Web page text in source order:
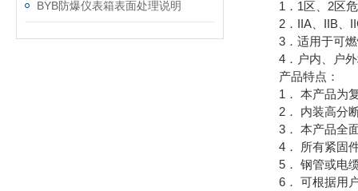
BYB防爆仪表箱表面处理说明
1．1区、2区危
2．IIA、IIB、
3．适用于可燃
4．户内、户外
产品特点：
1． 本产品为复
2． 内装高分断
3． 本产品全面
4． 所有紧固件
5． 钢管或电缆
6． 可根据用户